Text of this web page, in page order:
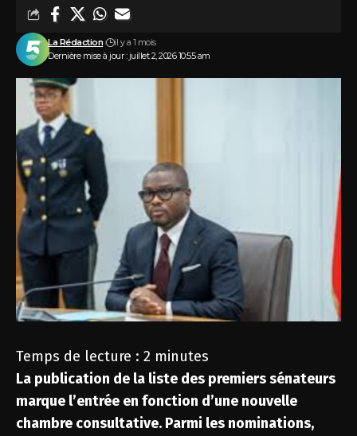
Dernière mise à jour : juillet 2, 2026 10:55 am
La Rédaction il y a 1 mois
Temps de lecture : 2 minutes
La publication de la liste des premiers sénateurs
marque l’entrée en fonction d’une nouvelle
chambre consultative. Parmi les nominations,